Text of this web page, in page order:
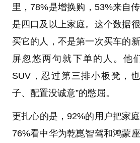
里，78%是增换购，53%来自
是四口及以上家庭。这个数据
买它的人，不是第一次买车的
屏忽悠两句就下单的人。他
SUV，忍过第三排小板凳，
子、配置没诚意”的憋屈。
更扎心的是，92%的用户把家
76%看中华为乾崑智驾和鸿蒙